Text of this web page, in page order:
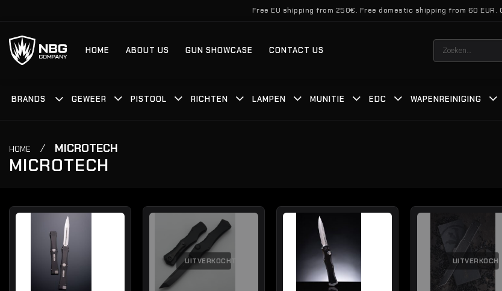
inhoud
Free EU shipping from 250€. Free domestic shipping from 60 EUR.
HOME ABOUT US GUN SHOWCASE CONTACT US
Zoeken
naar:
BRANDS GEWEER PISTOOL RICHTEN LAMPEN MUNITIE EDC WAPENREINIGING
HOME / MICROTECH
MICROTECH
UITVERKOCHT UITVERKOCHT